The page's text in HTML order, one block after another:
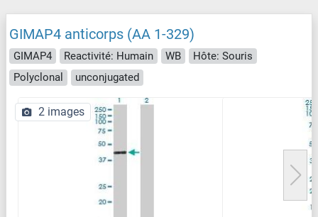
GIMAP4 anticorps (AA 1-329)
GIMAP4 Reactivité: Humain WB
Hôte: Souris
Polyclonal
unconjugated
2 images